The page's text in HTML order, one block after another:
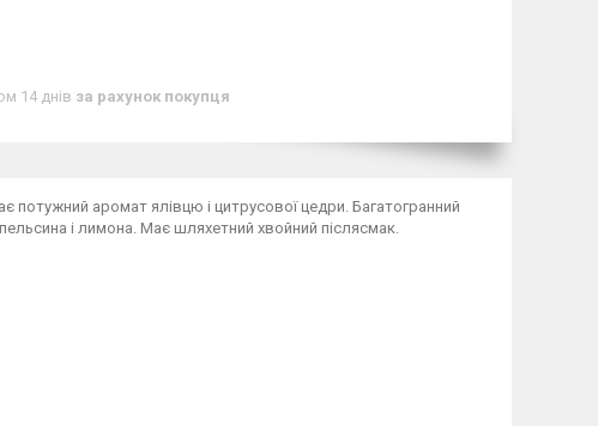
14 днів за рахунок покупця
потужний аромат ялівцю і цитрусової цедри. Багатогранний
і лимона. Має шляхетний хвойний післясмак.